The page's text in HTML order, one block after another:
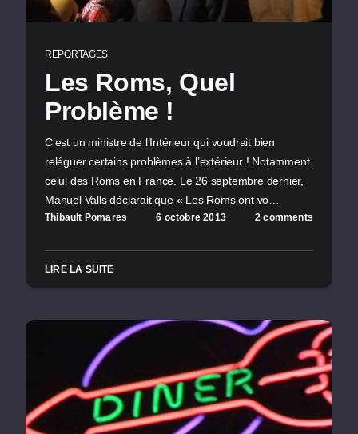
REPORTAGES
Les Roms, Quel
Problème !
C’est un ministre de l’Intérieur qui voudrait bien
reléguer certains problèmes à l’extérieur ! Notamment
celui des Roms en France. Le 26 septembre dernier,
Manuel Valls déclarait que « Les Roms ont vo…
Thibault Pomares 6 octobre 2013 2 comments
LIRE LA SUITE